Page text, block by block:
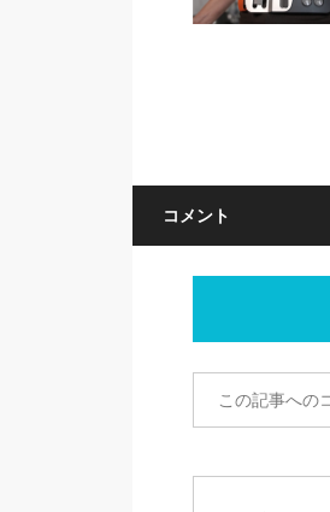
コメント
この記事への